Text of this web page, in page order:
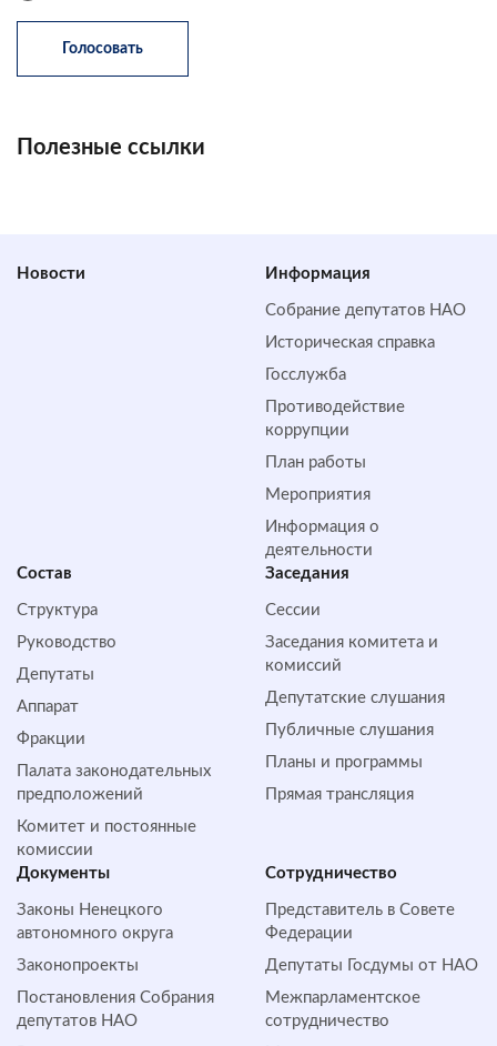
Полезные ссылки
Новости Информация
Собрание депутатов НАО
Историческая справка
Госслужба
Противодействие
коррупции
План работы
Мероприятия
Информация о
деятельности
Состав
Структура
Руководство
Депутаты
Аппарат
Фракции
Палата законодательных
предположений
Комитет и постоянные
комиссии
Заседания
Сессии
Заседания комитета и
комиссий
Депутатские слушания
Публичные слушания
Планы и программы
Прямая трансляция
Документы
Законы Ненецкого
автономного округа
Законопроекты
Постановления Собрания
депутатов НАО
Сотрудничество
Представитель в Совете
Федерации
Депутаты Госдумы от НАО
Межпарламентское
сотрудничество